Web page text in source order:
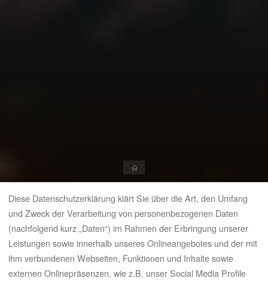
Diese Datenschutzerklärung klärt Sie über die Art, den Umfang
und Zweck der Verarbeitung von personenbezogenen Daten
(nachfolgend kurz „Daten“) im Rahmen der Erbringung unserer
Leistungen sowie innerhalb unseres Onlineangebotes und der mit
ihm verbundenen Webseiten, Funktionen und Inhalte sowie
externen Onlinepräsenzen, wie z.B. unser Social Media Profile